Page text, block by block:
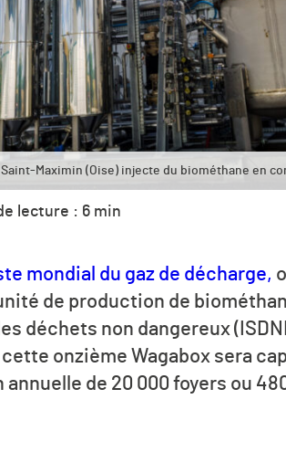
Saint-Maximin (Oise) injecte du biométhane en
lecture : 6 min
mondial du gaz de décharge,
de production de
déchets non dangereux
onzième Wagabox sera
annuelle de 20 000 foyers ou